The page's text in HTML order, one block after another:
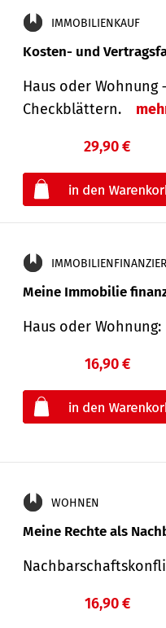
IMMOBILIENKAUF
Kosten- und
Haus oder Wohnung
Check­blättern.
29,90 €
Meine Immobilie
Haus oder
16,90 €
WOHNEN
Meine Rechte als
16,90 €